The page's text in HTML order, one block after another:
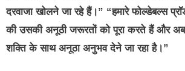
दरवाजा खोलने जा रहे हैं।” “हमारे फोल्डेबल्स
की उसकी अनूठी जरूरतों को पूरा करते हैं और
शक्ति के साथ अनूठा अनुभव देने जा रहा है।”